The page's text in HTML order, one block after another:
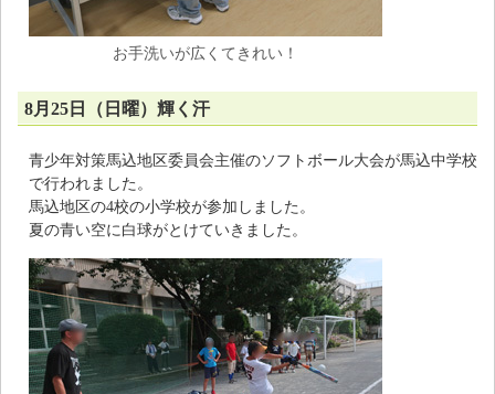
お手洗いが広くてきれい！
8月25日（日曜）輝く汗
青少年対策馬込地区委員会主催のソフトボール大会が馬込中学校
で行われました。
馬込地区の4校の小学校が参加しました。
夏の青い空に白球がとけていきました。